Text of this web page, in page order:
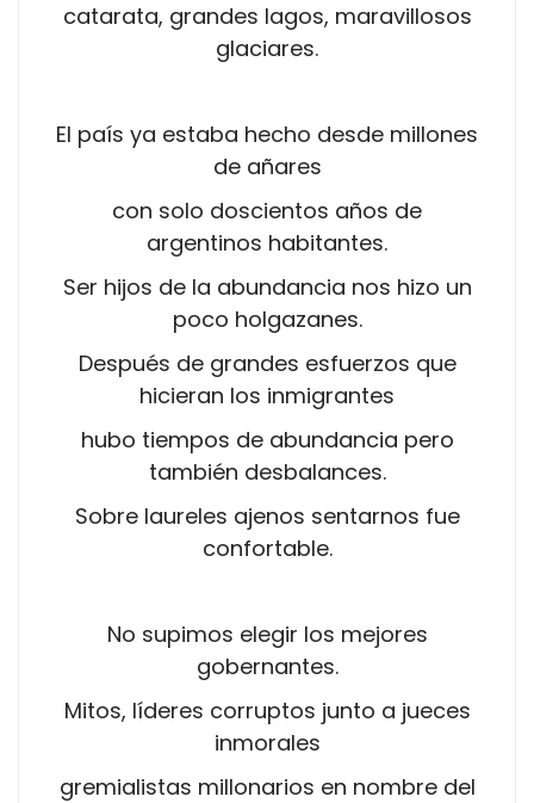
catarata, grandes lagos, maravillosos
glaciares.
El país ya estaba hecho desde millones
de añares
con solo doscientos años de
argentinos habitantes.
Ser hijos de la abundancia nos hizo un
poco holgazanes.
Después de grandes esfuerzos que
hicieran los inmigrantes
hubo tiempos de abundancia pero
también desbalances.
Sobre laureles ajenos sentarnos fue
confortable.
No supimos elegir los mejores
gobernantes.
Mitos, líderes corruptos junto a jueces
inmorales
gremialistas millonarios en nombre del